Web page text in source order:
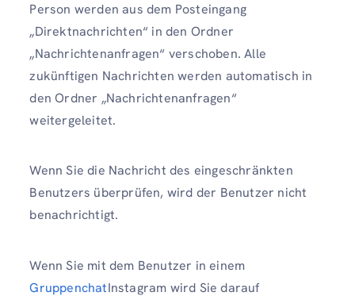
Person werden aus dem Posteingang
„Direktnachrichten“ in den Ordner
„Nachrichtenanfragen“ verschoben. Alle
zukünftigen Nachrichten werden automatisch in
den Ordner „Nachrichtenanfragen“
weitergeleitet.
Wenn Sie die Nachricht des eingeschränkten
Benutzers überprüfen, wird der Benutzer nicht
benachrichtigt.
Wenn Sie mit dem Benutzer in einem
GruppenchatInstagram wird Sie darauf